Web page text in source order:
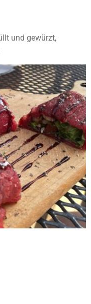
und gewürzt,